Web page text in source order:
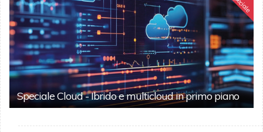
Speciale Cloud - Ibrido e multicloud in primo piano